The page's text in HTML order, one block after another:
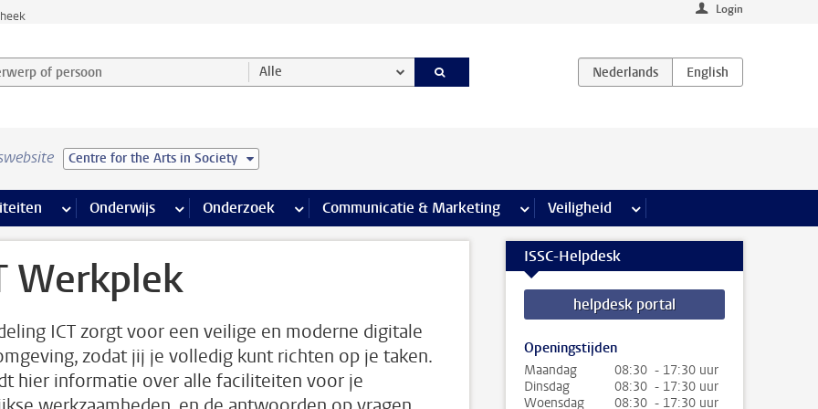
Login
of persoon en selecteer categorie Alle
Centre for the Arts in Society
meer Faciliteiten pagina’s
Onderwijs meer Onderwijs pagina’s
Onderzoek meer Onderzoek pagina’s
Communicatie & Marketing meer Communicatie & Marketing pagina’s
Veiligheid meer Veiligheid pagina’s
Werkplek
ICT zorgt voor een veilige en moderne digitale
zodat jij je volledig kunt richten op je taken.
hier informatie over alle faciliteiten voor je
ISSC-Helpdesk
helpdesk portal
Openingstijden
Maandag
08:30 - 17:30 uur
Dinsdag
08:30 - 17:30 uur
Woensdag
08:30 - 17:30 uur